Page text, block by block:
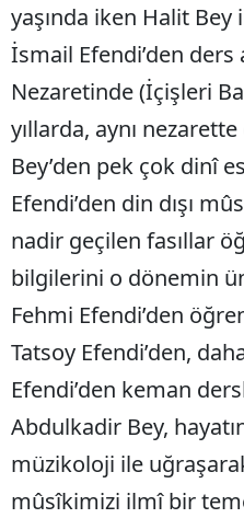
yaşında iken Halit Bey
İsmail Efendi’den
Nezaretinde (İçişleri
yıllarda, aynı nezarette
Bey’den pek çok dinî
Efendi’den din dışı
nadir geçilen fasıllar
bilgilerini o dönemin
Fehmi Efendi’den
Tatsoy Efendi’den,
Efendi’den keman
Abdulkadir Bey,
müzikoloji ile
mûsîkimizi ilmî bir